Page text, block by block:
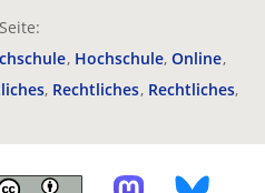
Hochschule Online
Rechtliches Rechtliches